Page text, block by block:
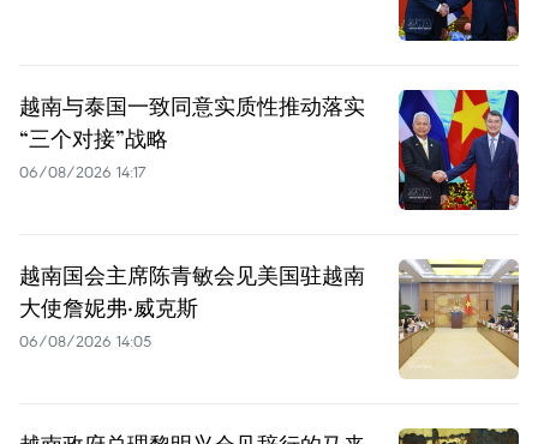
越南与泰国一致同意实质性推动落实
“三个对接”战略
06/08/2026 14:17
越南国会主席陈青敏会见美国驻越南
大使詹妮弗·威克斯
06/08/2026 14:05